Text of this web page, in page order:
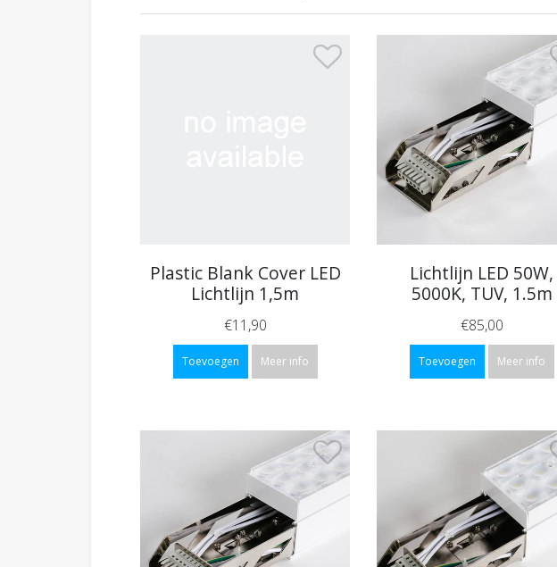
Plastic Blank Cover LED
Lichtlijn 1,5m
€11,90
Toevoegen Meer info
Lichtlijn LED 50W,
5000K, TUV, 1.5m
€85,00
Toevoegen Meer info